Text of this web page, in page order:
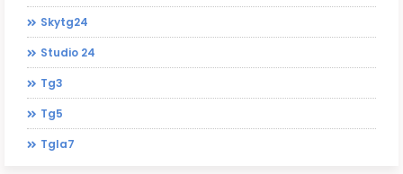
Skytg24
Studio 24
Tg3
Tg5
Tgla7